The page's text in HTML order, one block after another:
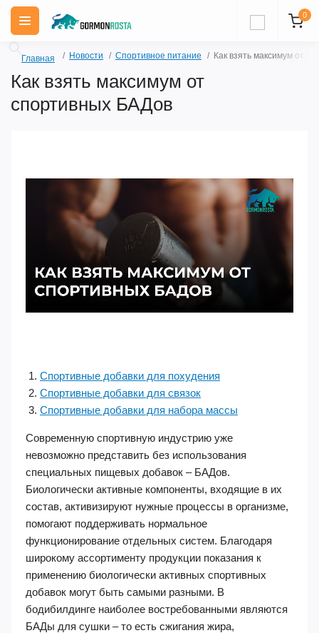
0
Главная Новости Спортивное питание Как взять максимум от
Как взять максимум от
спортивных БАДов
Спортивные добавки для похудения
Спортивные добавки для связок
Спортивные добавки для набора массы
Современную спортивную индустрию уже
невозможно представить без использования
специальных пищевых добавок – БАДов.
Биологически активные компоненты, входящие в их
состав, активизируют нужные процессы в организме,
помогают поддерживать нормальное
функционирование отдельных систем. Благодаря
широкому ассортименту продукции показания к
применению биологически активных спортивных
добавок могут быть самыми разными. В
бодибилдинге наиболее востребованными являются
БАДы для сушки – то есть сжигания жира,